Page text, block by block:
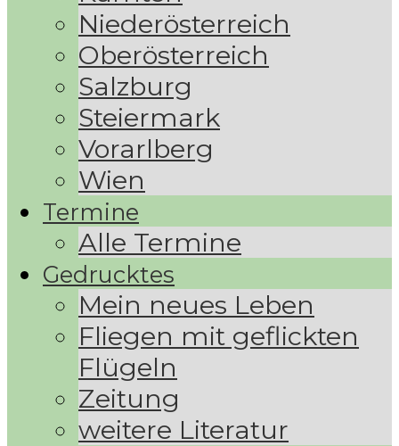
Niederösterreich
Oberösterreich
Salzburg
Steiermark
Vorarlberg
Wien
Termine
Alle Termine
Gedrucktes
Mein neues Leben
Fliegen mit geflickten
Flügeln
Zeitung
weitere Literatur